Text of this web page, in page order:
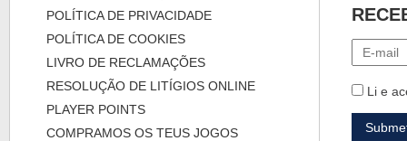
POLÍTICA DE PRIVACIDADE
POLÍTICA DE COOKIES
LIVRO DE RECLAMAÇÕES
RESOLUÇÃO DE LITÍGIOS ONLINE
PLAYER POINTS
COMPRAMOS OS TEUS JOGOS
Li e